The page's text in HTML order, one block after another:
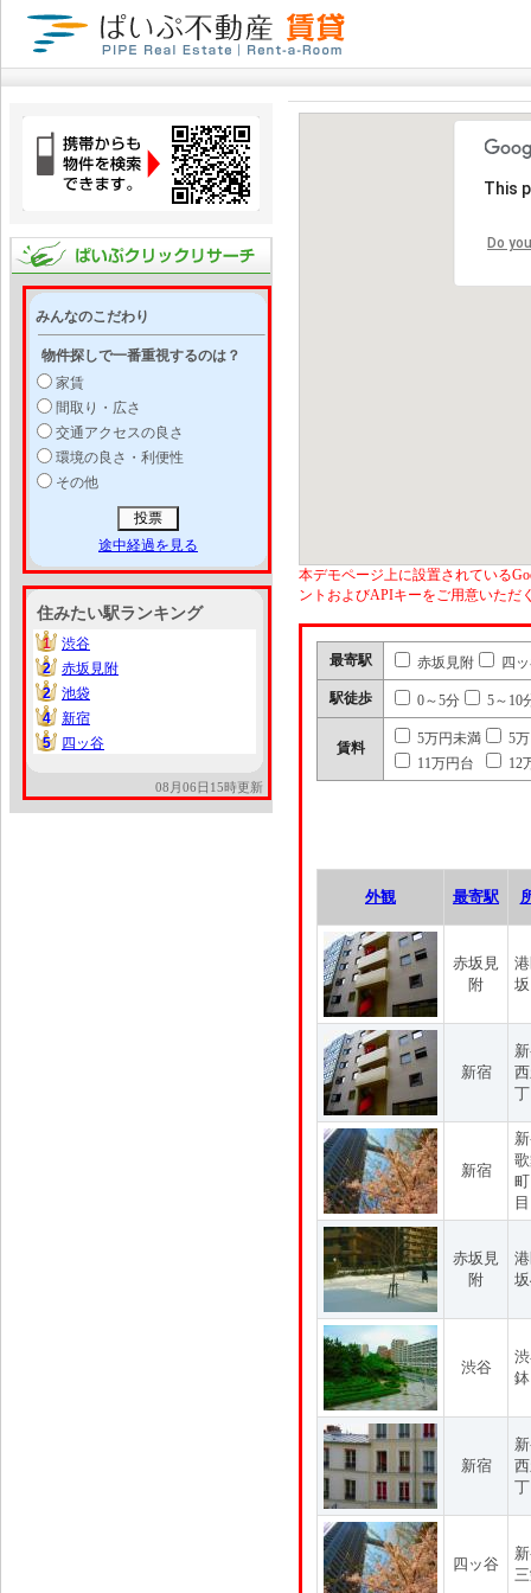
みんなのこだわり
物件探しで一番重視するのは？
家賃
間取り・広さ
交通アクセスの良さ
環境の良さ・利便性
その他
途中経過を見る
住みたい駅ランキング
1
1
渋谷
2
2
赤坂見附
2
2
池袋
4
4
新宿
5
5 四ッ谷
08月06日15時更新
This
Do
本デモページ上に設置されている
ントおよびAPIキーをご用意いただ
最寄駅 赤坂見附 四
駅徒歩 0～5分 5～10
賃料
5万円未満
5
11万円台
12
外観 最寄駅
赤坂見
附
新宿
新宿
目
赤坂見
附
渋谷
新宿
四ッ谷